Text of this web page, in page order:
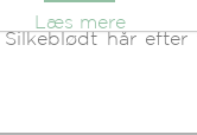
giver
hår efter
Læs mere